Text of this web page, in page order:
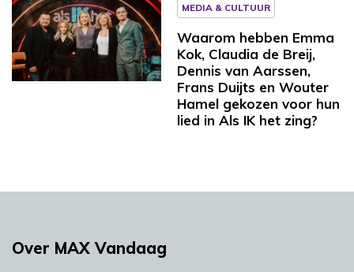
MEDIA & CULTUUR
Waarom hebben Emma
Kok, Claudia de Breij,
Dennis van Aarssen,
Frans Duijts en Wouter
Hamel gekozen voor hun
lied in Als IK het zing?
Over MAX Vandaag